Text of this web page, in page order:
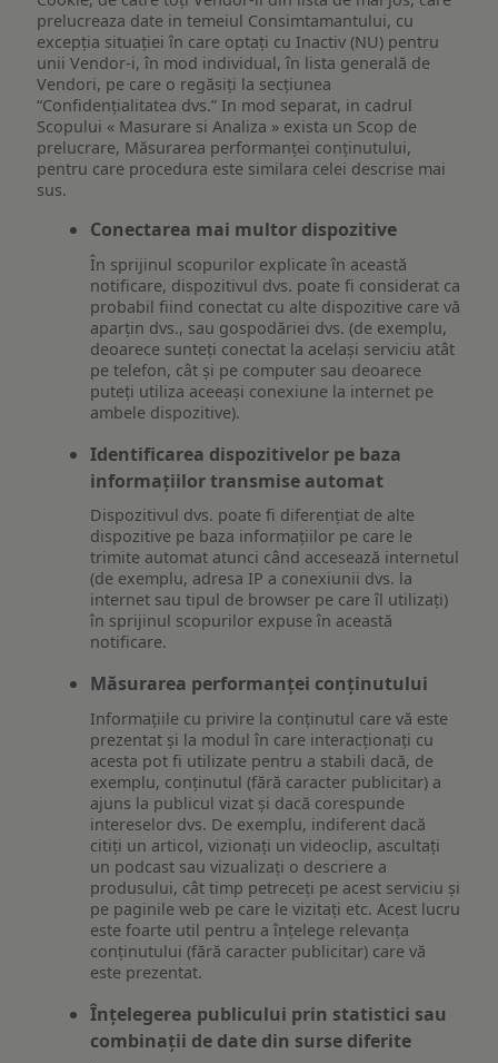
prelucreaza date in temeiul Consimtamantului, cu
excepția situației în care optați cu Inactiv (NU) pentru
unii Vendor-i, în mod individual, în lista generală de
Vendori, pe care o regăsiți la secțiunea
“Confidențialitatea dvs.” In mod separat, in cadrul
Scopului « Masurare si Analiza » exista un Scop de
prelucrare, Măsurarea performanței conținutului,
pentru care procedura este similara celei descrise mai
sus.
Conectarea mai multor dispozitive
În sprijinul scopurilor explicate în această
notificare, dispozitivul dvs. poate fi considerat ca
probabil fiind conectat cu alte dispozitive care vă
aparțin dvs., sau gospodăriei dvs. (de exemplu,
deoarece sunteți conectat la același serviciu atât
pe telefon, cât și pe computer sau deoarece
puteți utiliza aceeași conexiune la internet pe
ambele dispozitive).
Identificarea dispozitivelor pe baza
informațiilor transmise automat
Dispozitivul dvs. poate fi diferențiat de alte
dispozitive pe baza informațiilor pe care le
trimite automat atunci când accesează internetul
(de exemplu, adresa IP a conexiunii dvs. la
internet sau tipul de browser pe care îl utilizați)
în sprijinul scopurilor expuse în această
notificare.
Măsurarea performanței conținutului
Informațiile cu privire la conținutul care vă este
prezentat și la modul în care interacționați cu
acesta pot fi utilizate pentru a stabili dacă, de
exemplu, conținutul (fără caracter publicitar) a
ajuns la publicul vizat și dacă corespunde
intereselor dvs. De exemplu, indiferent dacă
citiți un articol, vizionați un videoclip, ascultați
un podcast sau vizualizați o descriere a
produsului, cât timp petreceți pe acest serviciu și
pe paginile web pe care le vizitați etc. Acest lucru
este foarte util pentru a înțelege relevanța
conținutului (fără caracter publicitar) care vă
este prezentat.
Înțelegerea publicului prin statistici sau
combinații de date din surse diferite